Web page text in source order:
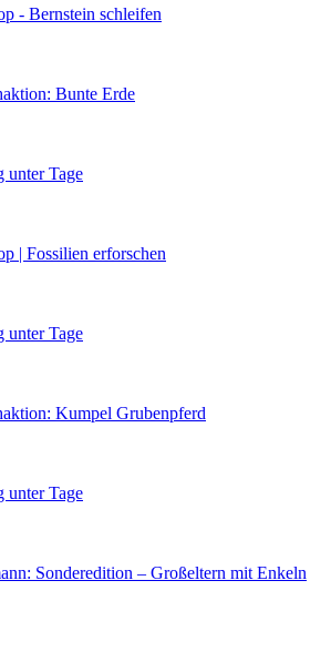
- Bernstein schleifen
Bunte Erde
unter Tage
| Fossilien erforschen
unter Tage
Kumpel Grubenpferd
unter Tage
Sonderedition – Großeltern mit Enkeln